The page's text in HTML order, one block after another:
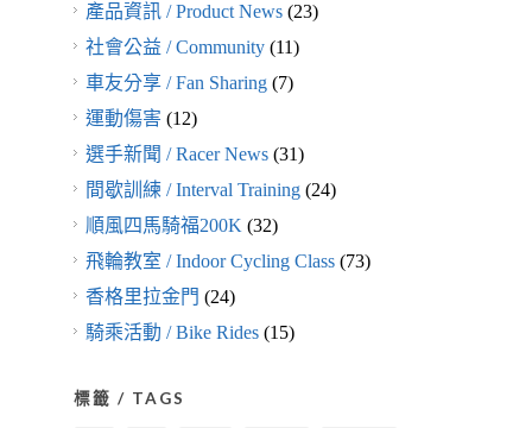
產品資訊 / Product News(23)
社會公益 / Community(11)
車友分享 / Fan Sharing(7)
運動傷害(12)
選手新聞 / Racer News(31)
間歇訓練 / Interval Training(24)
順風四馬騎福200K(32)
飛輪教室 / Indoor Cycling Class(73)
香格里拉金門 (24)
騎乘活動 / Bike Rides(15)
標籤 / TAGS